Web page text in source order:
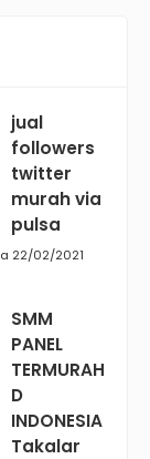
jual
followers
twitter
murah via
pulsa
22/02/2021
SMM
PANEL
TERMURAH
D
INDONESIA
Takalar